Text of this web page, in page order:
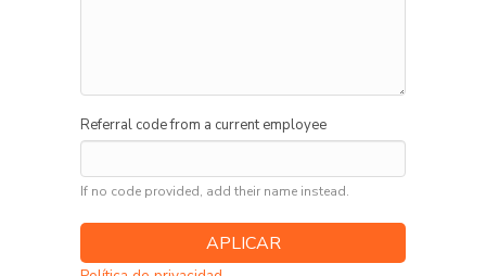
Referral code from a current employee
If no code provided, add their name instead.